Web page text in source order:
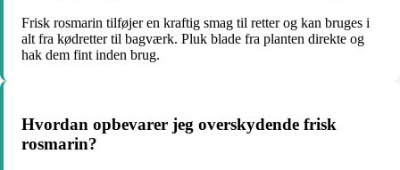
Frisk rosmarin tilføjer en kraftig smag til retter og kan bruges i
alt fra kødretter til bagværk. Pluk blade fra planten direkte og
hak dem fint inden brug.
Hvordan opbevarer jeg overskydende frisk
rosmarin?